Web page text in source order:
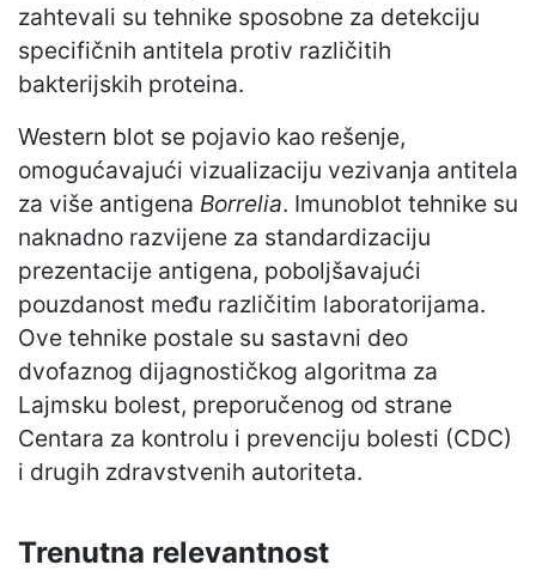
zahtevali su tehnike sposobne za detekciju
specifičnih antitela protiv različitih
bakterijskih proteina.
Western blot se pojavio kao rešenje,
omogućavajući vizualizaciju vezivanja antitela
za više antigena Borrelia. Imunoblot tehnike su
naknadno razvijene za standardizaciju
prezentacije antigena, poboljšavajući
pouzdanost među različitim laboratorijama.
Ove tehnike postale su sastavni deo
dvofaznog dijagnostičkog algoritma za
Lajmsku bolest, preporučenog od strane
Centara za kontrolu i prevenciju bolesti (CDC)
i drugih zdravstvenih autoriteta.
Trenutna relevantnost